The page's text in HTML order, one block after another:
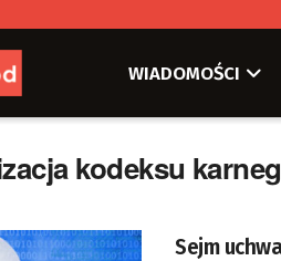
WIADOMOŚCI
kodeksu
Sejm